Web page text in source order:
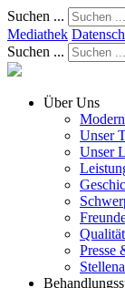
Suchen ...
Mediathek
Suchen ...
Über Uns
Unser
Unser
Presse